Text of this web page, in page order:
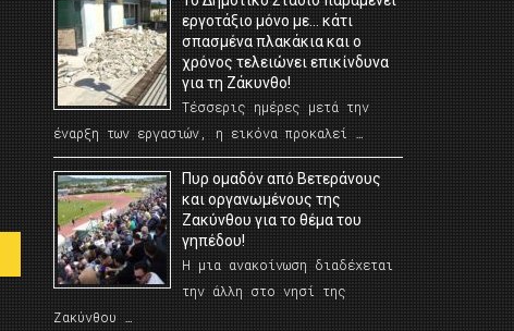
εργοτάξιο μόνο με… κάτι
σπασμένα πλακάκια και ο
χρόνος τελειώνει επικίνδυνα
για τη Ζάκυνθο!
Τέσσερις ημέρες μετά την
έναρξη των εργασιών, η εικόνα προκαλεί …
Πυρ ομαδόν από Βετεράνους
και οργανωμένους της
Ζακύνθου για το θέμα του
γηπέδου!
Η μια ανακοίνωση διαδέχεται
την άλλη στο νησί της
Ζακύνθου …